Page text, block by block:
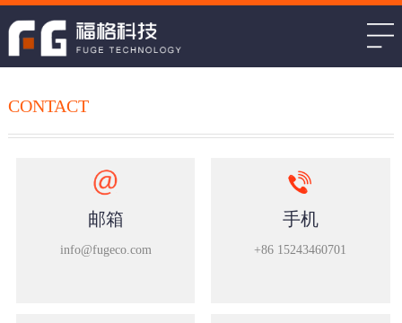
CONTACT
邮箱
info@fugeco.com
手机
+86 15243460701